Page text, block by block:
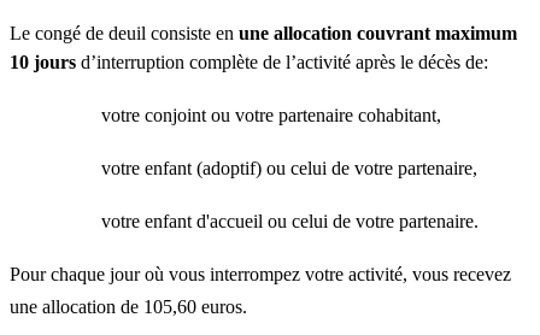
Le congé de deuil consiste en une allocation couvrant maximum
10 jours d’interruption complète de l’activité après le décès de:
votre conjoint ou votre partenaire cohabitant,
votre enfant (adoptif) ou celui de votre partenaire,
votre enfant d'accueil ou celui de votre partenaire.
Pour chaque jour où vous interrompez votre activité, vous recevez
une allocation de 105,60 euros.